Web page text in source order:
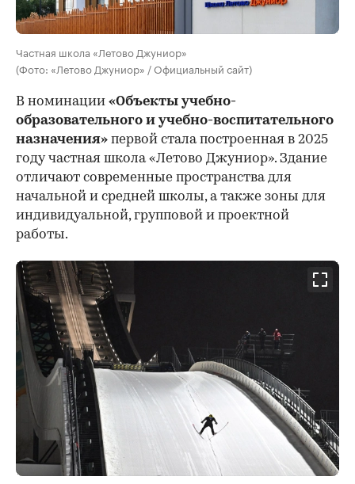
Частная школа «Летово Джуниор»
(Фото: «Летово Джуниор» / Официальный сайт)
В номинации «Объекты учебно-
образовательного и учебно-воспитательного
назначения» первой стала построенная в 2025
году частная школа «Летово Джуниор». Здание
отличают современные пространства для
начальной и средней школы, а также зоны для
индивидуальной, групповой и проектной
работы.